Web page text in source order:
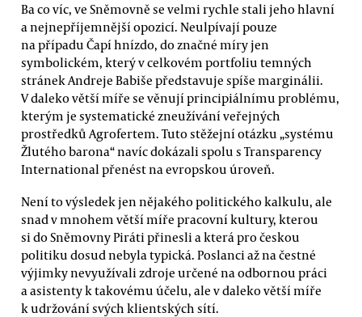
Ba co víc, ve Sněmovně se velmi rychle stali jeho hlavní
a nejnepříjemnější opozicí. Neulpívají pouze
na případu Čapí hnízdo, do značné míry jen
symbolickém, který v celkovém portfoliu temných
stránek Andreje Babiše představuje spíše marginálii.
V daleko větší míře se věnují principiálnímu problému,
kterým je systematické zneužívání veřejných
prostředků Agrofertem. Tuto stěžejní otázku „systému
Žlutého barona“ navíc dokázali spolu s Transparency
International přenést na evropskou úroveň.
Není to výsledek jen nějakého politického kalkulu, ale
snad v mnohem větší míře pracovní kultury, kterou
si do Sněmovny Piráti přinesli a která pro českou
politiku dosud nebyla typická. Poslanci až na čestné
výjimky nevyužívali zdroje určené na odbornou práci
a asistenty k takovému účelu, ale v daleko větší míře
k udržování svých klientských sítí.